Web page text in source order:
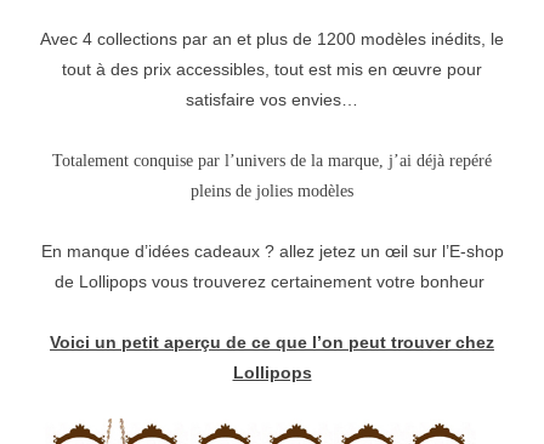
Avec 4 collections par an et plus de 1200 modèles inédits, le
tout à des prix accessibles, tout est mis en œuvre pour
satisfaire vos envies…
Totalement conquise par l’univers de la marque, j’ai déjà repéré
pleins de jolies modèles
En manque d’idées cadeaux ? allez jetez un œil sur l’E-shop
de Lollipops vous trouverez certainement votre bonheur
Voici un petit aperçu de ce que l’on peut trouver chez
Lollipops